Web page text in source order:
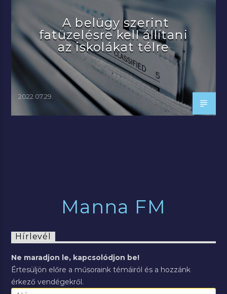
A belügy szerint
fatüzelésre kell állítani
az iskolákat télre
2022.07.29.
Manna FM
Hírlevél
Ne maradjon le, kapcsolódjon be!
Értesüljön előre a műsoraink témáiról és a hozzánk
érkező vendégekről.